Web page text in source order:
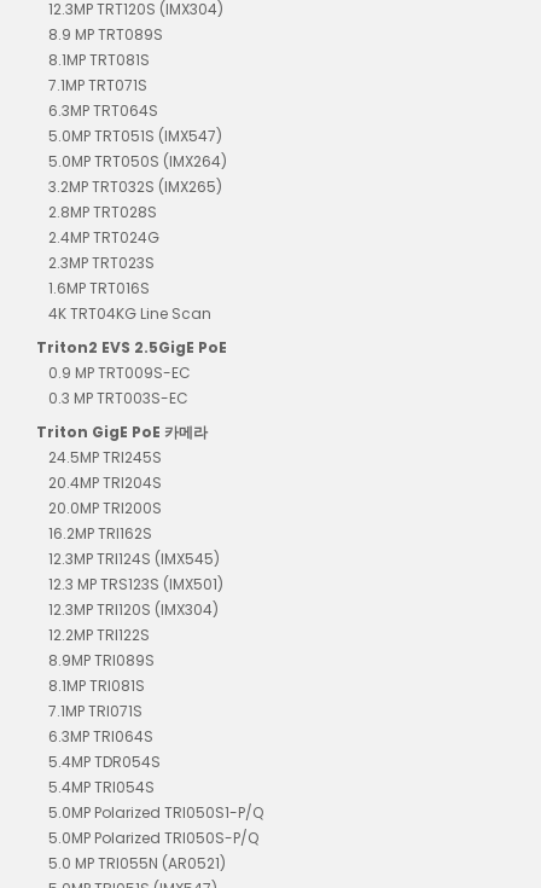
12.3MP TRT120S (IMX304)
8.9 MP TRT089S
8.1MP TRT081S
7.1MP TRT071S
6.3MP TRT064S
5.0MP TRT051S (IMX547)
5.0MP TRT050S (IMX264)
3.2MP TRT032S (IMX265)
2.8MP TRT028S
2.4MP TRT024G
2.3MP TRT023S
1.6MP TRT016S
4K TRT04KG Line Scan
Triton2 EVS 2.5GigE PoE
0.9 MP TRT009S-EC
0.3 MP TRT003S-EC
Triton GigE PoE 카메라
24.5MP TRI245S
20.4MP TRI204S
20.0MP TRI200S
16.2MP TRI162S
12.3MP TRI124S (IMX545)
12.3 MP TRS123S (IMX501)
12.3MP TRI120S (IMX304)
12.2MP TRI122S
8.9MP TRI089S
8.1MP TRI081S
7.1MP TRI071S
6.3MP TRI064S
5.4MP TDR054S
5.4MP TRI054S
5.0MP Polarized TRI050S1-P/Q
5.0MP Polarized TRI050S-P/Q
5.0 MP TRI055N (AR0521)